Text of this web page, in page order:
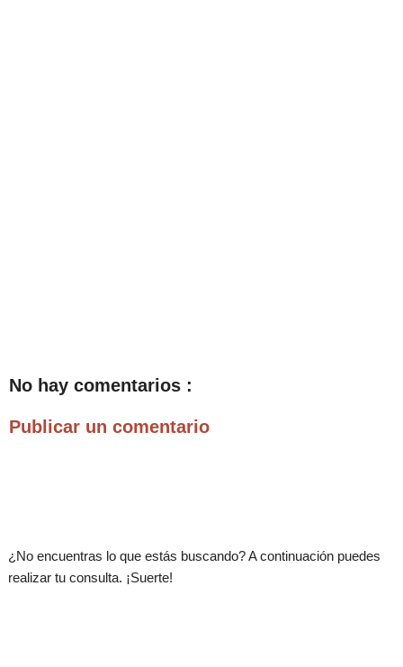
No hay comentarios :
Publicar un comentario
¿No encuentras lo que estás buscando? A continuación puedes
realizar tu consulta. ¡Suerte!